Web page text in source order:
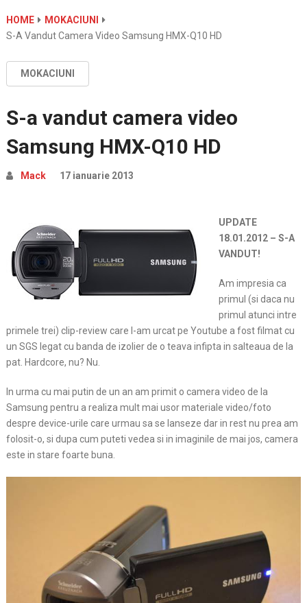
HOME
MOKACIUNI
S-A Vandut Camera Video Samsung HMX-Q10 HD
MOKACIUNI
S-a vandut camera video
Samsung HMX-Q10 HD
Mack 17 ianuarie 2013
UPDATE
18.01.2012 – S-A
VANDUT!
Am impresia ca
primul (si daca nu
primul atunci intre
primele trei) clip-review care l-am urcat pe Youtube a fost filmat cu
un SGS legat cu banda de izolier de o teava infipta in salteaua de la
pat. Hardcore, nu? Nu.
In urma cu mai putin de un an am primit o camera video de la
Samsung pentru a realiza mult mai usor materiale video/foto
despre device-urile care urmau sa se lanseze dar in rest nu prea am
folosit-o, si dupa cum puteti vedea si in imaginile de mai jos, camera
este in stare foarte buna.